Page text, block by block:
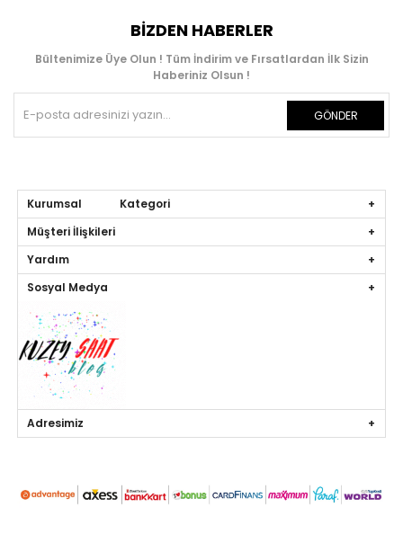
BIZDEN HABERLER
Bültenimize Üye Olun ! Tüm İndirim ve Fırsatlardan İlk Sizin
Haberiniz Olsun !
GÖNDER
Kurumsal Kategori
Müşteri İlişkileri
Yardım
Sosyal Medya
Adresimiz